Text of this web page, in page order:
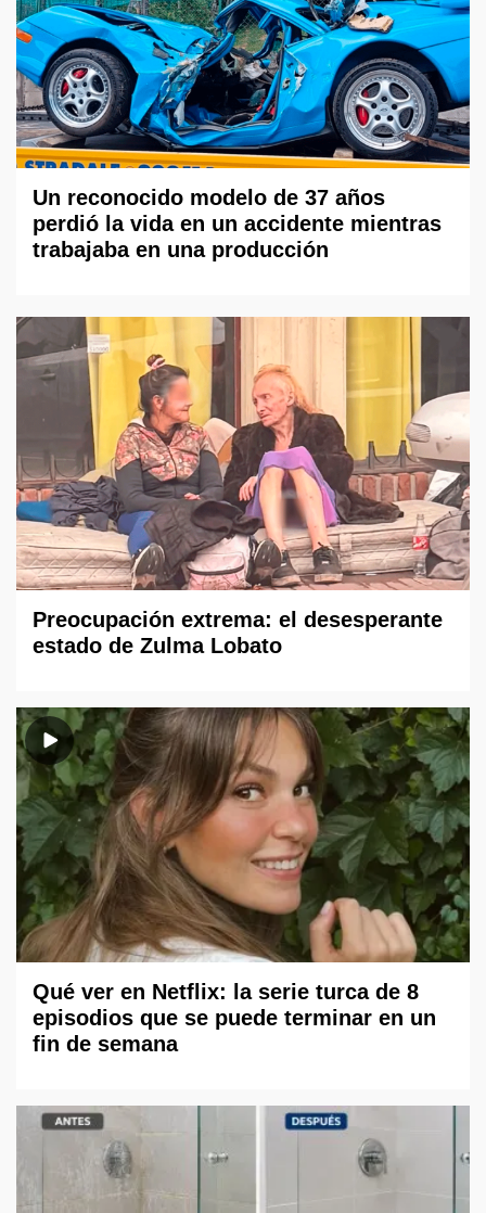
Un reconocido modelo de 37 años
perdió la vida en un accidente mientras
trabajaba en una producción
Preocupación extrema: el desesperante
estado de Zulma Lobato
Qué ver en Netflix: la serie turca de 8
episodios que se puede terminar en un
fin de semana